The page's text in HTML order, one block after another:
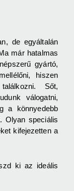
de egyáltalán
már hatalmas
gyártó,
hiszen
Sőt,
válogatni,
a könnyedebb
Olyan speciális
kifejezetten a
ki az ideális